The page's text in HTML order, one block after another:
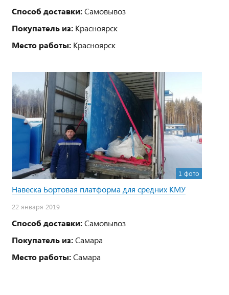
Способ доставки:Самовывоз
Покупатель из: Красноярск
Место работы: Красноярск
1 фото
Навеска Бортовая платформа для средних КМУ
22 января 2019
Способ доставки:Самовывоз
Покупатель из:Самара
Место работы:Самара